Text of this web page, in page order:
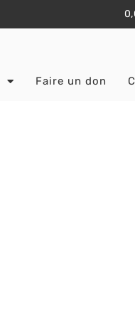
Faire un don